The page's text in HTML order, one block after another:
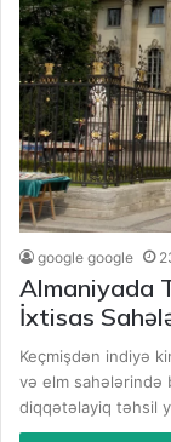
google google
Almaniyada
İxtisas
Keçmişdən indiyə
və elm sahələrində
diqqətəlayiq təhsil